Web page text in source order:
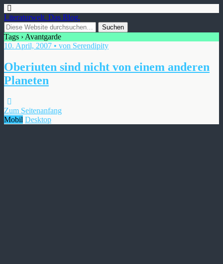
Literaturwelt. Das Blog.
Tags › Avantgarde
10. April, 2007 • von Serendipity
Oberiuten sind nicht von einem anderen
Planeten
Zum Seitenanfang
Mobil Desktop